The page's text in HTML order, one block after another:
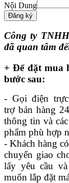
Nội Dung
Công ty
đã quan tâm
+ Để đặt mua
bước sau:
- Gọi điện
trợ bán hàng
thông tin và
phẩm phù hợp
- Khách hàng
chuyển giao
lấy yêu cầu
muốn lắp đặt